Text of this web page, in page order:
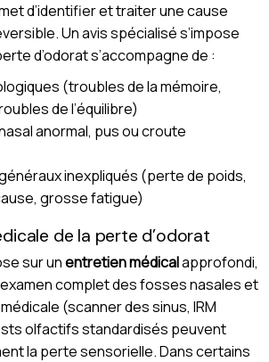
d’identifier et traiter une cause
Un avis spécialisé s’impose
d’odorat s’accompagne de :
(troubles de la mémoire,
de l’équilibre)
anormal, pus ou croute
inexpliqués (perte de poids,
grosse fatigue)
de la perte d’odorat
sur unentretien médicalapprofondi,
complet des fosses nasales et
(scanner des sinus, IRM
olfactifs standardisés peuvent
la perte sensorielle. Dans certains